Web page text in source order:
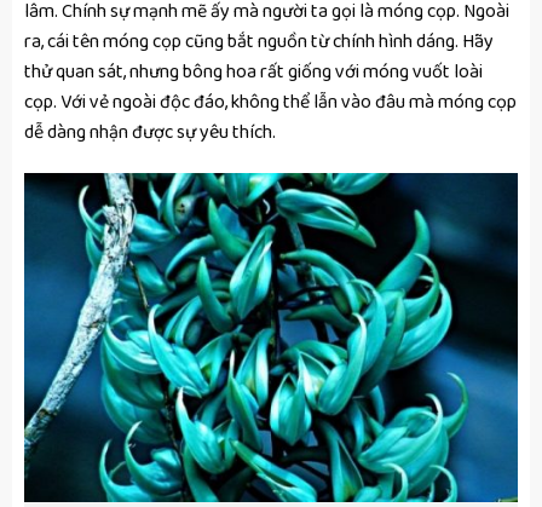
lâm. Chính sự mạnh mẽ ấy mà người ta gọi là móng cọp. Ngoài
ra, cái tên móng cọp cũng bắt nguồn từ chính hình dáng. Hãy
thử quan sát, nhưng bông hoa rất giống với móng vuốt loài
cọp. Với vẻ ngoài độc đáo, không thể lẫn vào đâu mà móng cọp
dễ dàng nhận được sự yêu thích.